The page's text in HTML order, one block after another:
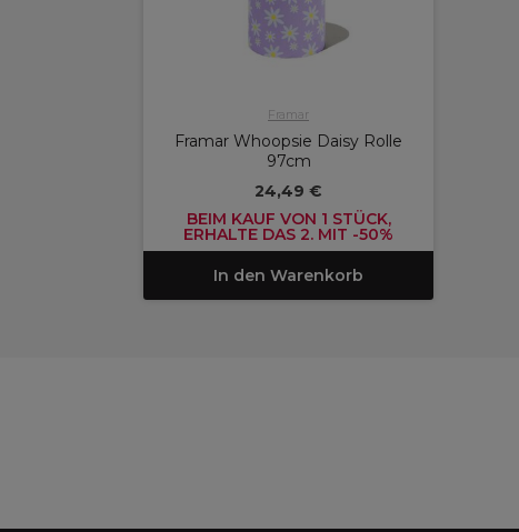
Framar
Framar Whoopsie Daisy Rolle
97cm
24,49 €
BEIM KAUF VON 1 STÜCK,
ERHALTE DAS 2. MIT -50%
In den Warenkorb